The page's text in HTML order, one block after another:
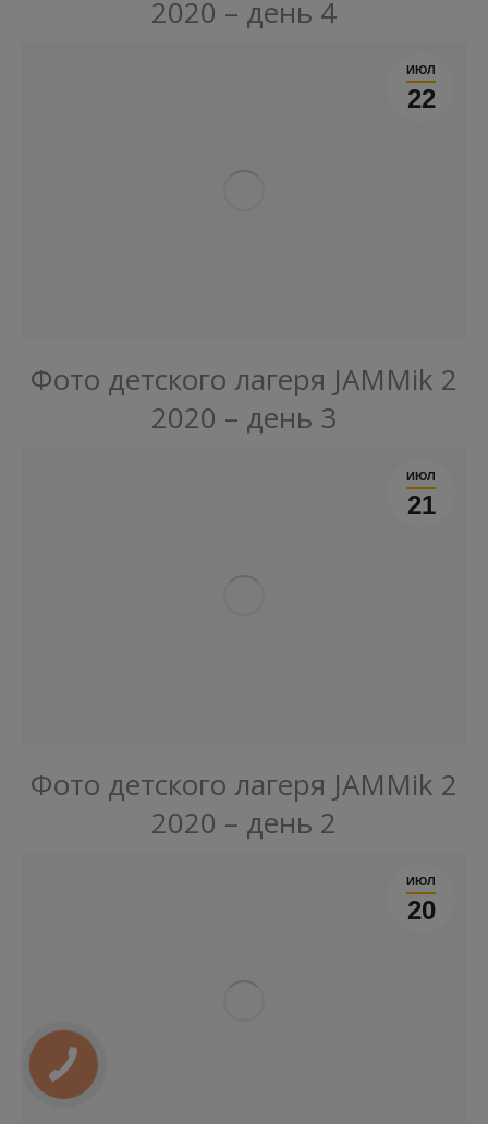
2020 – день 4
ИЮЛ
22
Фото детского лагеря JAMMik 2
2020 – день 3
ИЮЛ
21
Фото детского лагеря JAMMik 2
2020 – день 2
ИЮЛ
20